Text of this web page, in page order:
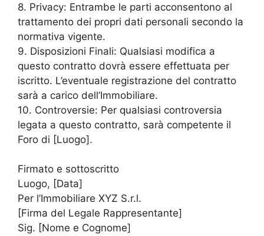
8. Privacy: Entrambe le parti acconsentono al
trattamento dei propri dati personali secondo la
normativa vigente.
9. Disposizioni Finali: Qualsiasi modifica a
questo contratto dovrà essere effettuata per
iscritto. L’eventuale registrazione del contratto
sarà a carico dell’Immobiliare.
10. Controversie: Per qualsiasi controversia
legata a questo contratto, sarà competente il
Foro di [Luogo].
Firmato e sottoscritto
Luogo, [Data]
Per l’Immobiliare XYZ S.r.l.
[Firma del Legale Rappresentante]
Sig. [Nome e Cognome]